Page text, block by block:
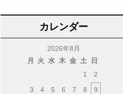
カレンダー
2026年8月
月
火 水 木 金 土
日
1
2
3
4 5 6 7 8
9